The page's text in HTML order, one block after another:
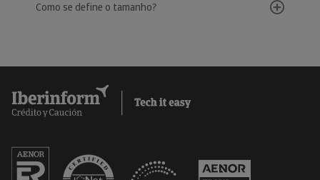
Como se define o tamanho?